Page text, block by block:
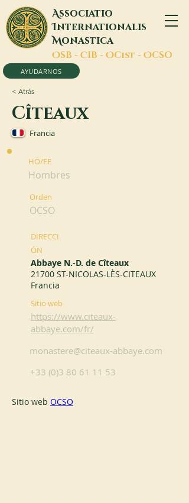
Associatio
Internationalis
Monastica
OSB - CIB - OCist - OCSO
AYUDARNOS
< Atrás
Cîteaux
Francia
HO/FE
Hombres
Orden
OCSO
DIRECCI
ÓN
Abbaye N.-D. de Cîteaux
21700 ST-NICOLAS-LÈS-CITEAUX
Francia
Sitio web
https://www.citeaux-
abbaye.com/fr/
monastere@citeaux-abbaye.com
+33 (0)3 80 61 11 53
Sitio web OCSO